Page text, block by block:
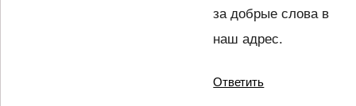
за добрые слова в
наш адрес.
Ответить